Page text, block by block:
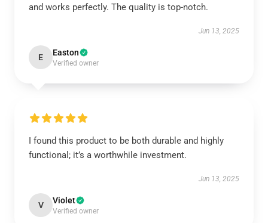
and works perfectly. The quality is top-notch.
Jun 13, 2025
E Easton
Verified owner
I found this product to be both durable and highly
functional; it’s a worthwhile investment.
Jun 13, 2025
V Violet
Verified owner